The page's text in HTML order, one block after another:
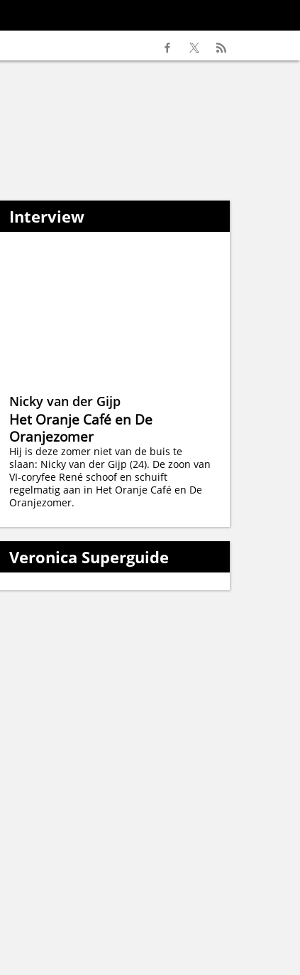
Interview
Nicky van der Gijp
Het Oranje Café en De
Oranjezomer
Hij is deze zomer niet van de buis te
slaan: Nicky van der Gijp (24). De zoon van
VI-coryfee René schoof en schuift
regelmatig aan in Het Oranje Café en De
Oranjezomer.
Veronica Superguide